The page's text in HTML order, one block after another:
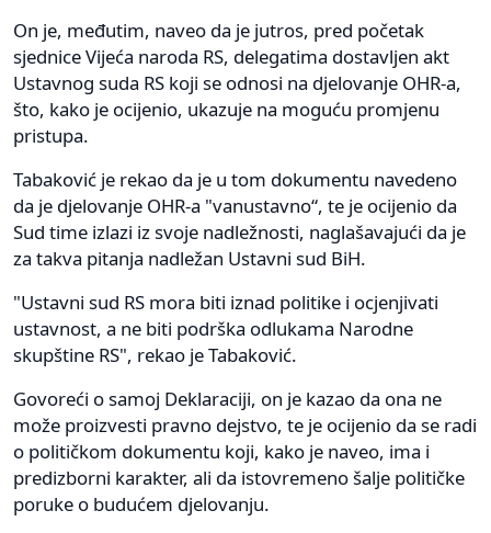
On je, međutim, naveo da je jutros, pred početak
sjednice Vijeća naroda RS, delegatima dostavljen akt
Ustavnog suda RS koji se odnosi na djelovanje OHR-a,
što, kako je ocijenio, ukazuje na moguću promjenu
pristupa.
Tabaković je rekao da je u tom dokumentu navedeno
da je djelovanje OHR-a "vanustavno“, te je ocijenio da
Sud time izlazi iz svoje nadležnosti, naglašavajući da je
za takva pitanja nadležan Ustavni sud BiH.
"Ustavni sud RS mora biti iznad politike i ocjenjivati
ustavnost, a ne biti podrška odlukama Narodne
skupštine RS", rekao je Tabaković.
Govoreći o samoj Deklaraciji, on je kazao da ona ne
može proizvesti pravno dejstvo, te je ocijenio da se radi
o političkom dokumentu koji, kako je naveo, ima i
predizborni karakter, ali da istovremeno šalje političke
poruke o budućem djelovanju.